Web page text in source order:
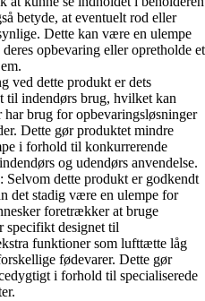
betyde, at eventuelt rod eller
Dette kan være en ulempe
opbevaring eller opretholde et
ved dette produkt er dets
til indendørs brug, hvilket kan
brug for opbevaringsløsninger
Dette gør produktet mindre
i forhold til konkurrerende
og udendørs anvendelse.
: Selvom dette produkt er godkendt
det stadig være en ulempe for
foretrækker at bruge
specifikt designet til
funktioner som lufttætte låg
fødevarer. Dette gør
i forhold til specialiserede